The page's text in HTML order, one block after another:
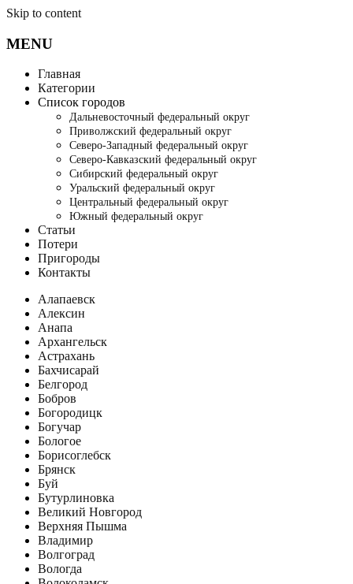
Skip to content
MENU
Главная
Категории
Список городов
Дальневосточный федеральный округ
Приволжский федеральный округ
Северо-Западный федеральный округ
Северо-Кавказский федеральный округ
Сибирский федеральный округ
Уральский федеральный округ
Центральный федеральный округ
Южный федеральный округ
Статьи
Потери
Пригороды
Контакты
Алапаевск
Алексин
Анапа
Архангельск
Астрахань
Бахчисарай
Белгород
Бобров
Богородицк
Богучар
Бологое
Борисоглебск
Брянск
Буй
Бутурлиновка
Великий Новгород
Верхняя Пышма
Владимир
Волгоград
Вологда